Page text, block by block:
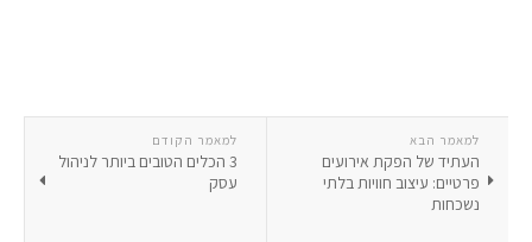
למאמר הקודם
3 הכלים הטובים ביותר לניהול
עסק
למאמר הבא
העתיד של הפקת אירועים
פרטיים: עיצוב חוויות בלתי
נשכחות